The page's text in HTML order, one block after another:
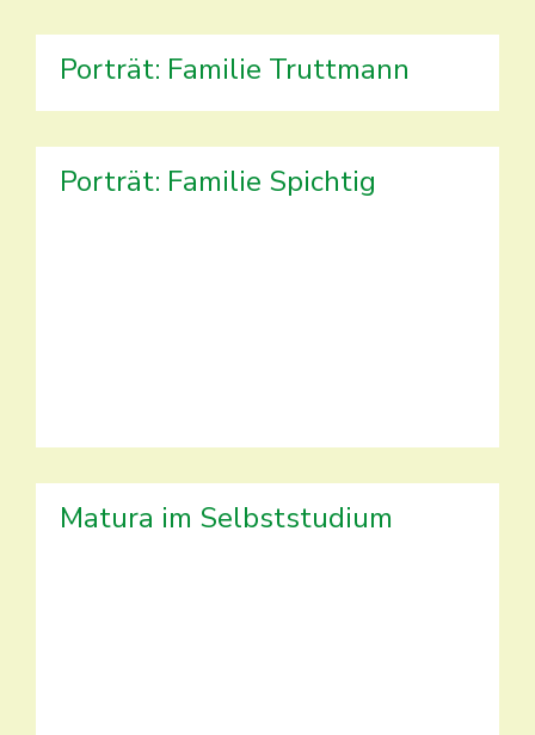
Porträt: Familie Truttmann
Porträt: Familie Spichtig
Matura im Selbststudium